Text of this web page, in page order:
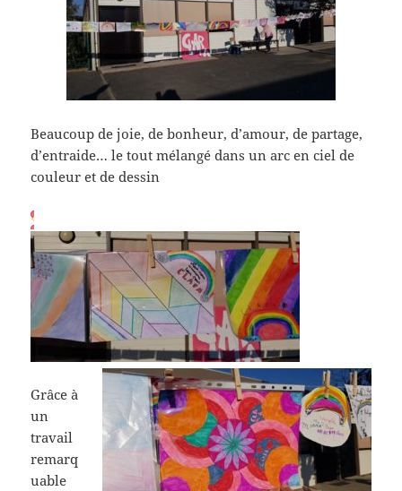
Beaucoup de joie, de bonheur, d’amour, de partage,
d’entraide… le tout mélangé dans un arc en ciel de
couleur et de dessin
Grâce à
un
travail
remarq
uable